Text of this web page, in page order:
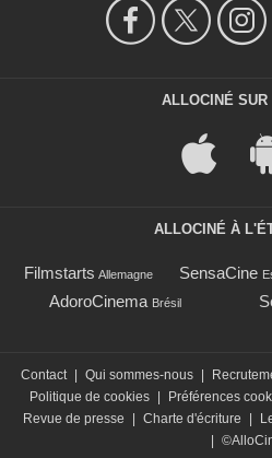
ALLOCINÉ SUR
ALLOCINÉ À
Filmstarts Allemagne SensaCine
AdoroCinema Brésil
Contact | Qui sommes-nous |
Politique de cookies | Préférences
Revue de presse
| Charte d'écriture |
|